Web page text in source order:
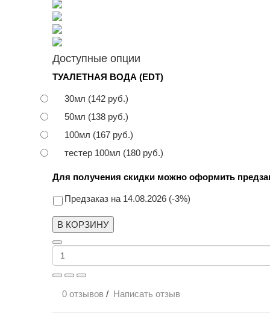
Доступные опции
ТУАЛЕТНАЯ ВОДА (EDT)
30мл (142 руб.)
50мл (138 руб.)
100мл (167 руб.)
тестер 100мл (180 руб.)
Для получения скидки можно оформить
Предзаказ на 14.08.2026 (-3%)
В КОРЗИНУ
0 отзывов / Написать отзыв